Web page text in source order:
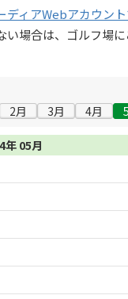
ディアWebアカウン
場合は、ゴルフ場に
2月 3月 4月
年 05月